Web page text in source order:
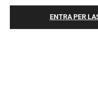
ENTRA PER